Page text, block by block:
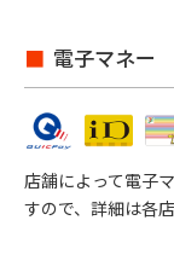
電子マネー
店舗によって電子
すので、詳細は各